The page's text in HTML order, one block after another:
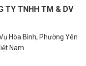
TNHH TM & DV
Hòa Bình, Phường Yên
Nam